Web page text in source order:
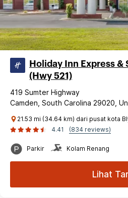
Holiday Inn Express
(Hwy 521)
419 Sumter Highway
Camden, South Carolina 29020,
21.53 mi (34.64 km) dari pusat kota
4.41
(834 reviews)
Parkir Kolam Renang
Lihat